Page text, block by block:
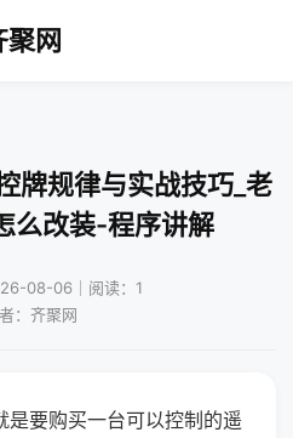
聚网
牌规律与实战技巧_老
么改装-程序讲解
08-06｜阅读：1
：齐聚网
是要购买一台可以控制的遥